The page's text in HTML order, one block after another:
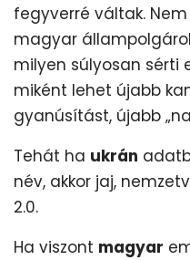
fegyverré váltak.
magyar
milyen súlyosan sérti
miként lehet újabb
gyanúsítást, újabb
Tehát ha ukrán
név, akkor jaj,
2.0.
Ha viszont magyar